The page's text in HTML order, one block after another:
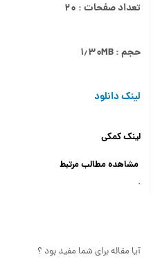
تعداد صفحات : ۲۰
حجم : ۱٫۳۰MB
لینک دانلود
لینک کمکی
مشاهده مطالب مرتبط
.
آیا مقاله برای شما مفید بود ؟